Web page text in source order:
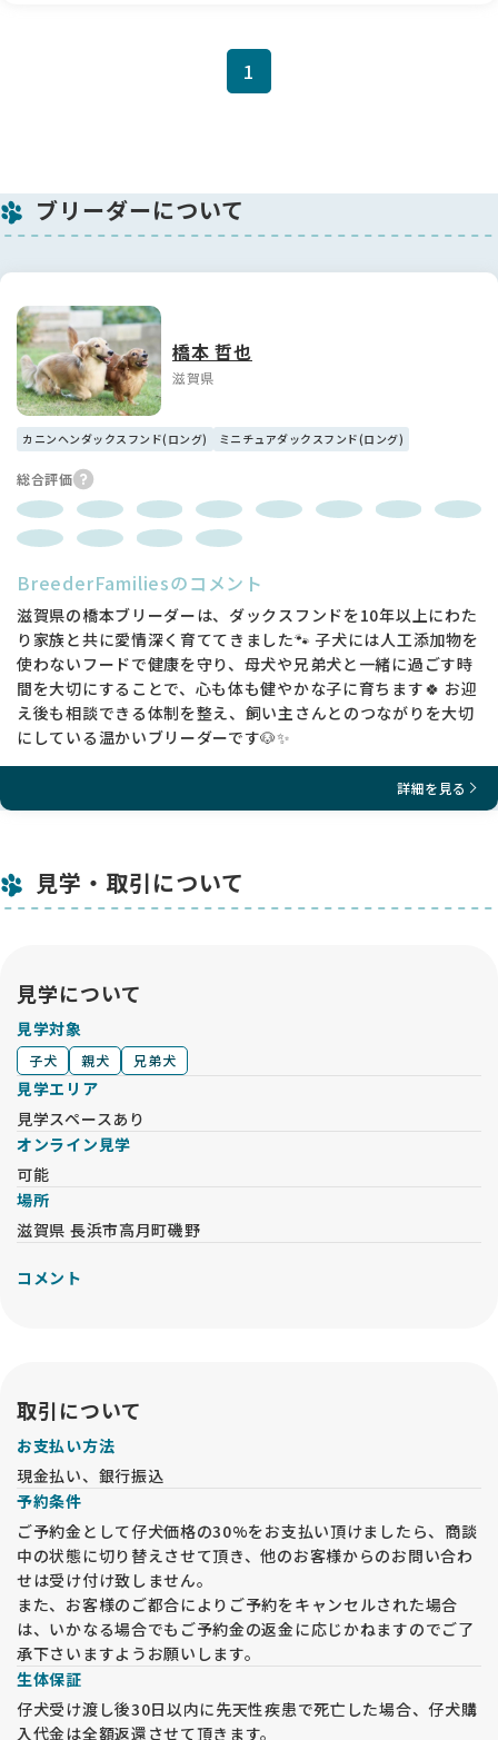
1
ブリーダーについて
橋本 哲也
滋賀県
カニンヘンダックスフンド(ロング) ミニチュアダックスフンド(ロング)
総合評価
BreederFamiliesのコメント
滋賀県の橋本ブリーダーは、ダックスフンドを10年以上にわた
り家族と共に愛情深く育ててきました🐾 子犬には人工添加物を
使わないフードで健康を守り、母犬や兄弟犬と一緒に過ごす時
間を大切にすることで、心も体も健やかな子に育ちます🍀 お迎
え後も相談できる体制を整え、飼い主さんとのつながりを大切
にしている温かいブリーダーです🐶✨
詳細を見る
見学・取引について
見学について
見学対象
子犬 親犬 兄弟犬
見学エリア
見学スペースあり
オンライン見学
可能
場所
滋賀県 長浜市高月町磯野
コメント
取引について
お支払い方法
現金払い、銀行振込
予約条件
ご予約金として仔犬価格の30%をお支払い頂けましたら、商談
中の状態に切り替えさせて頂き、他のお客様からのお問い合わ
せは受け付け致しません。
また、お客様のご都合によりご予約をキャンセルされた場合
は、いかなる場合でもご予約金の返金に応じかねますのでご了
承下さいますようお願いします。
生体保証
仔犬受け渡し後30日以内に先天性疾患で死亡した場合、仔犬購
入代金は全額返還させて頂きます。